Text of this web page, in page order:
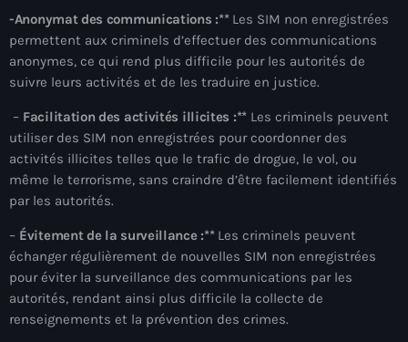
#NouPaKaTannAnkò
#Woyyycolumn
1937 parsley massacre
2024 election
2024 Elections
2024 Paris Olympics
2024 summer olympics
2025 Elections
-Anonymat des communications :**Les SIM non enregistrées
permettent aux criminels d’effectuer des communications
anonymes, ce qui rend plus difficile pour les autorités de
suivre leurs activités et de les traduire en justice.
– Facilitation des activités illicites :** Les criminels peuvent
utiliser des SIM non enregistrées pour coordonner des
activités illicites telles que le trafic de drogue, le vol, ou
même le terrorisme, sans craindre d’être facilement identifiés
par les autorités.
– Évitement de la surveillance :**Les criminels peuvent
échanger régulièrement de nouvelles SIM non enregistrées
pour éviter la surveillance des communications par les
autorités, rendant ainsi plus difficile la collecte de
renseignements et la prévention des crimes.